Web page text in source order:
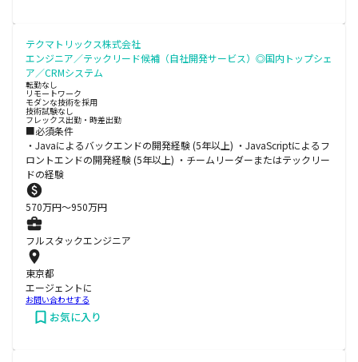
テクマトリックス株式会社
エンジニア／テックリード候補（自社開発サービス）◎国内トップシェ
ア／CRMシステム
転勤なし
リモートワーク
モダンな技術を採用
技術試験なし
フレックス出勤・時差出勤
■必須条件
・Javaによるバックエンドの開発経験 (5年以上) ・JavaScriptによるフ
ロントエンドの開発経験 (5年以上) ・チームリーダーまたはテックリー
ドの経験
570万円〜950万円
フルスタックエンジニア
東京都
エージェントに
お問い合わせする
お気に入り